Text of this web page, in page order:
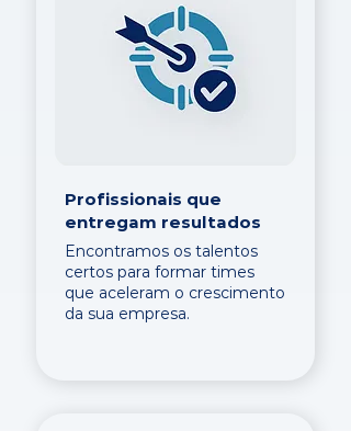
Profissionais que
entregam resultados
Encontramos os talentos
certos para formar times
que aceleram o crescimento
da sua empresa.